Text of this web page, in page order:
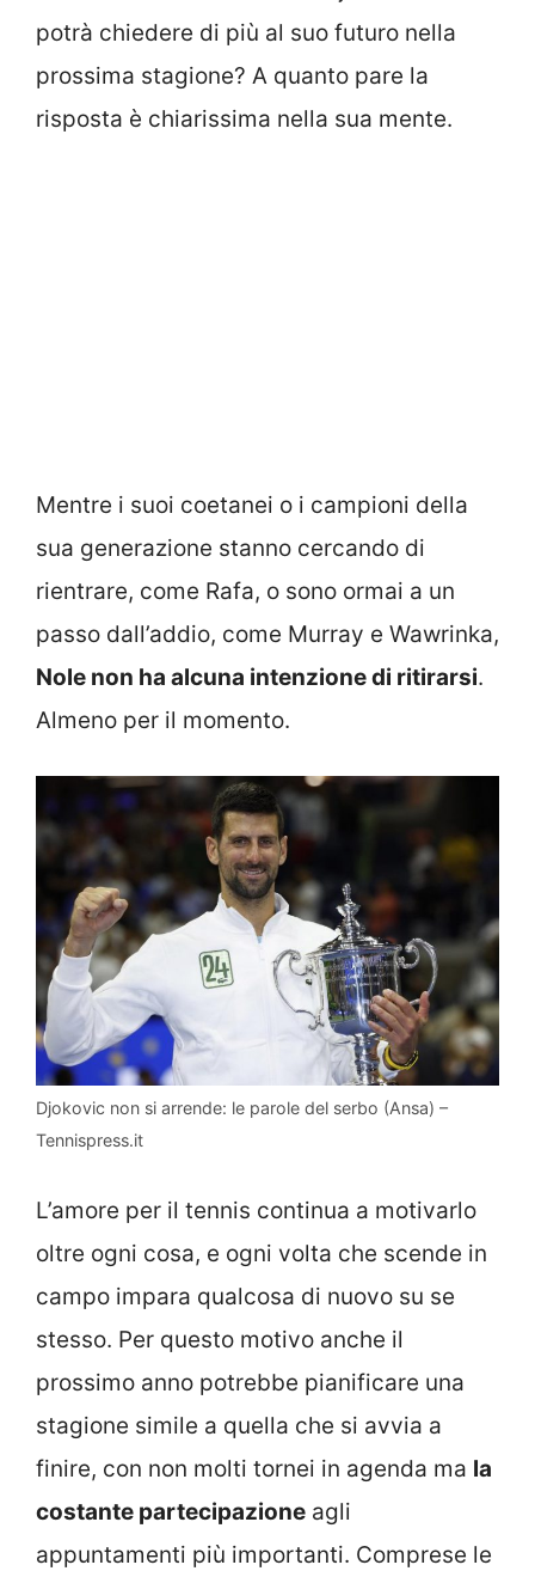
potrà chiedere di più al suo futuro nella
prossima stagione? A quanto pare la
risposta è chiarissima nella sua mente.
Mentre i suoi coetanei o i campioni della
sua generazione stanno cercando di
rientrare, come Rafa, o sono ormai a un
passo dall’addio, come Murray e Wawrinka,
Nole non ha alcuna intenzione di ritirarsi.
Almeno per il momento.
Djokovic non si arrende: le parole del serbo (Ansa) –
Tennispress.it
L’amore per il tennis continua a motivarlo
oltre ogni cosa, e ogni volta che scende in
campo impara qualcosa di nuovo su se
stesso. Per questo motivo anche il
prossimo anno potrebbe pianificare una
stagione simile a quella che si avvia a
finire, con non molti tornei in agenda ma la
costante partecipazione agli
appuntamenti più importanti. Comprese le